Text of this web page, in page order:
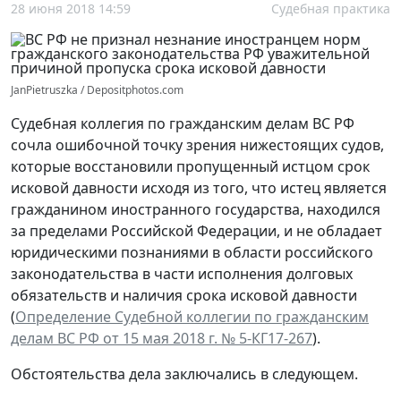
28 июня 2018 14:59 Судебная практика
JanPietruszka / Depositphotos.com
Судебная коллегия по гражданским делам ВС РФ
сочла ошибочной точку зрения нижестоящих судов,
которые восстановили пропущенный истцом срок
исковой давности исходя из того, что истец является
гражданином иностранного государства, находился
за пределами Российской Федерации, и не обладает
юридическими познаниями в области российского
законодательства в части исполнения долговых
обязательств и наличия срока исковой давности
(Определение Судебной коллегии по гражданским
делам ВС РФ от 15 мая 2018 г. № 5-КГ17-267).
Обстоятельства дела заключались в следующем.